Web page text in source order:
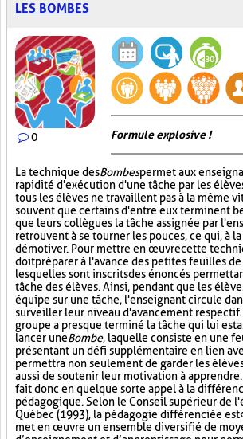
LES BOMBES
0 Formule explosive !
La technique desBombespermet aux
rapidité d'exécution d'une tâche par les
tous les élèves ne travaillent pas à la même
souvent que certains d'entre eux terminent
que leurs collègues la tâche assignée par
retrouvent à se tourner les pouces, ce qui, à
démotiver. Pour mettre en œuvre cette
doit préparer à l'avance des petites feuilles
lesquelles sont inscrits des énoncés
tâche des élèves. Ainsi, pendant que les
équipe sur une tâche, l'enseignant circule
surveiller leur niveau d'avancement
groupe a presque terminé la tâche qui lui est
lancer uneBombe, laquelle consiste en une
présentant un défi supplémentaire en lien
permettra non seulement de garder les
aussi de soutenir leur motivation à
fait donc en quelque sorte appel à la
pédagogique. Selon le Conseil supérieur de
Québec (1993), la pédagogie différenciée est
met en œuvre un ensemble diversifié de